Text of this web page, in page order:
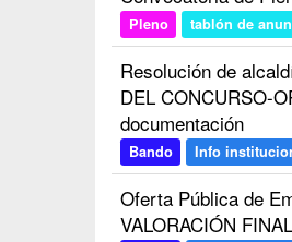
Pleno tablón de
Resolución de
DEL CONCURSO-
documentación
Bando Info
Oferta Pública de
VALORACIÓN FINAL